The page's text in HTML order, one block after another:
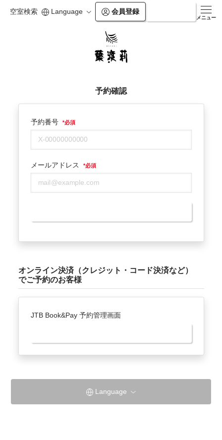
空室検索 Language 会員登録
メニュー
予約確認
予約番号 *必須
メールアドレス *必須
オンライン決済（クレジット・コード決済など）
でご予約のお客様
JTB Book&Pay 予約管理画面
Language